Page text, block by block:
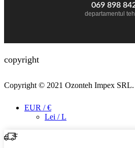
069 898
departamentul
copyright
Copyright © 2021 Ozonteh Impex SRL
EUR / €
Lei / L